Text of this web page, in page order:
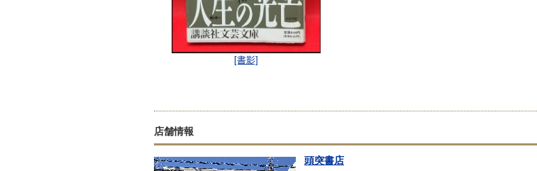
[書影]
店舗情報
頭突書店